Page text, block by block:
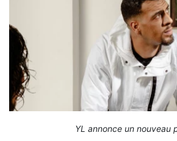
YL annonce un nouveau